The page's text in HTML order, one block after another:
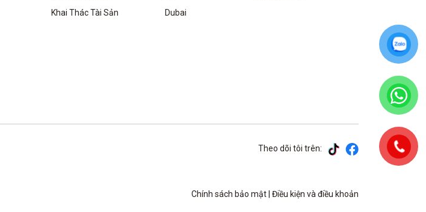
Khai Thác Tài Sản
Dubai
Theo dõi tôi trên:
Chính sách bảo mật| Điều kiện và điều khoản